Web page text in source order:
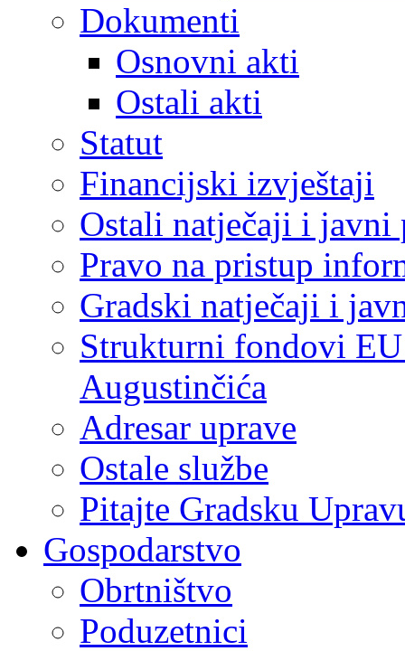
Dokumenti
Osnovni akti
Ostali akti
Statut
Financijski izvještaji
Ostali natječaji i javni
Pravo na pristup
Gradski natječaji i
Strukturni fondovi
Augustinčića
Adresar uprave
Ostale službe
Pitajte Gradsku
Gospodarstvo
Obrtništvo
Poduzetnici